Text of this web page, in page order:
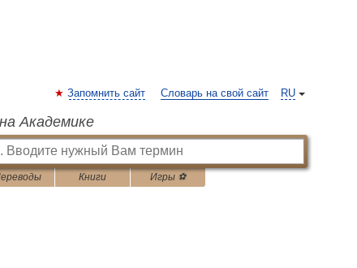
RU
Запомнить сайт Словарь на свой сайт
Академике
Книги Игры ⚽